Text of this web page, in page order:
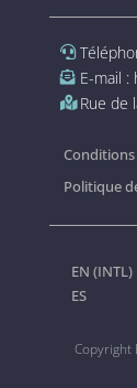
E-mail :
Rue de
Conditions
Politique
EN (INTL)
ES
Copyright